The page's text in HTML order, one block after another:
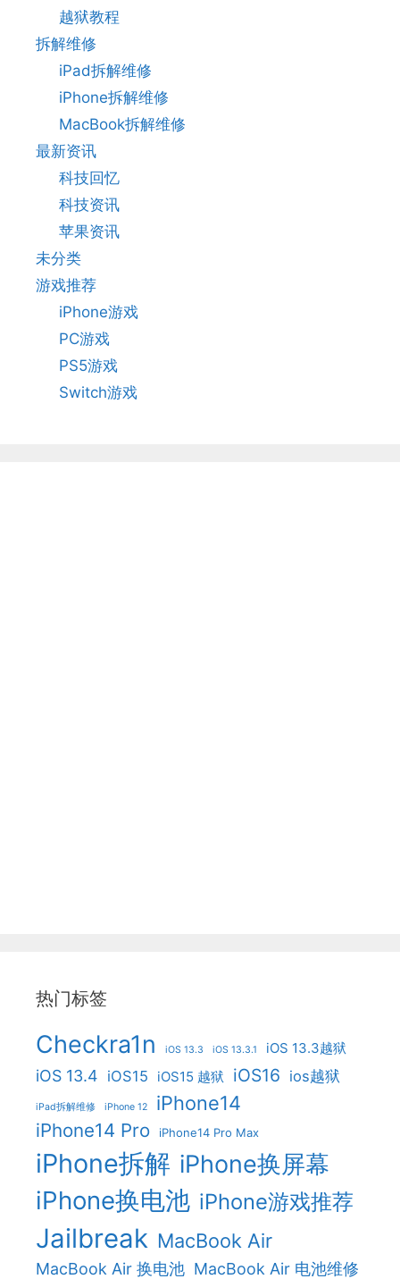
越狱教程
拆解维修
iPad拆解维修
iPhone拆解维修
MacBook拆解维修
最新资讯
科技回忆
科技资讯
苹果资讯
未分类
游戏推荐
iPhone游戏
PC游戏
PS5游戏
Switch游戏
热门标签
Checkra1n iOS 13.3 iOS 13.3.1 iOS 13.3越狱
iOS 13.4 iOS15 iOS15 越狱 iOS16 ios越狱
iPad拆解维修 iPhone 12 iPhone14
iPhone14 Pro iPhone14 Pro Max
iPhone拆解 iPhone换屏幕
iPhone换电池 iPhone游戏推荐
Jailbreak MacBook Air
MacBook Air 换电池 MacBook Air 电池维修